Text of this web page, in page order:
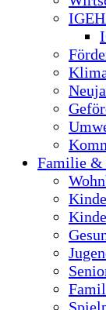
Familie &